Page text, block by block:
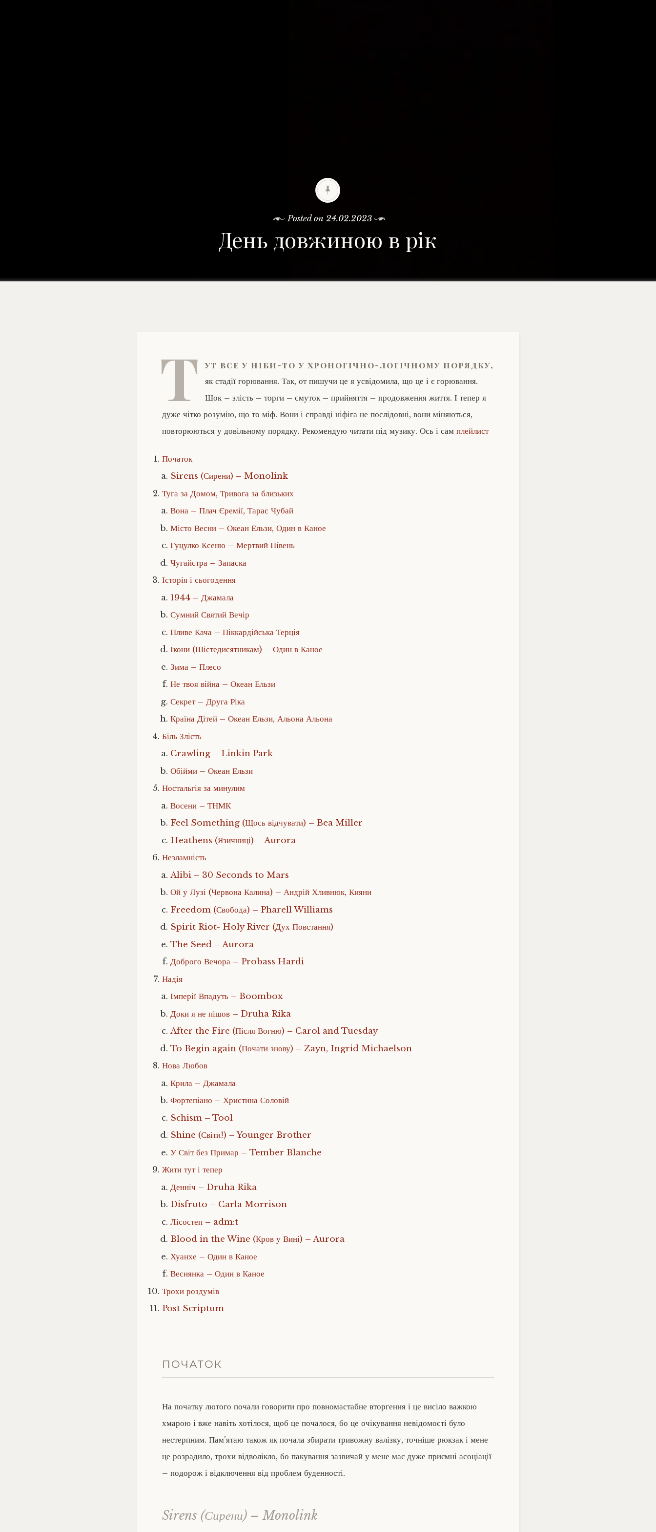
Posted on 24.02.2023
День довжиною в рік
Т ут все у ніби-то у хроногічно-логічному порядку,
як стадії горювання. Так, от пишучи це я усвідомила, що це і є горювання.
Шок – злість – торги – смуток – прийняття – продовження життя. І тепер я
дуже чітко розумію, що то міф. Вони і справді ніфіга не послідовні, вони міняються,
повторюються у довільному порядку. Рекомендую читати під музику. Ось і сам плейлист
Початок
Sirens (Сирени) – Monolink
Туга за Домом, Тривога за близьких
Вона – Плач Єремії, Тарас Чубай
Місто Весни – Океан Ельзи, Один в Каное
Гуцулко Ксеню – Мертвий Півень
Чугайстра – Запаска
Історія і сьогодення
1944 – Джамала
Сумний Святий Вечір
Пливе Кача – Піккардійська Терція
Ікони (Шістедисятникам) – Один в Каное
Зима – Плесо
Не твоя війна – Океан Ельзи
Секрет – Друга Ріка
Країна Дітей – Океан Ельзи, Альона Альона
Біль Злість
Crawling – Linkin Park
Обійми – Океан Ельзи
Ностальгія за минулим
Восени – ТНМК
Feel Something (Щось відчувати) – Bea Miller
Heathens (Язичниці) – Aurora
Незламність
Alibi – 30 Seconds to Mars
Ой у Лузі (Червона Калина) – Андрій Хливнюк, Кияни
Freedom (Свобода) – Pharell Williams
Spirit Riot- Holy River (Дух Повстання)
The Seed – Aurora
Доброго Вечора – Probass Hardi
Надія
Імперії Впадуть – Boombox
Доки я не пішов – Druha Rika
After the Fire (Після Вогню) – Carol and Tuesday
To Begin again (Почати знову) – Zayn, Ingrid Michaelson
Нова Любов
Крила – Джамала
Фортепіано – Христина Соловій
Schism – Tool
Shine (Світи!) – Younger Brother
У Світ без Примар – Tember Blanche
Жити тут і тепер
Денніч – Druha Rika
Disfruto – Carla Morrison
Лісостеп – adm:t
Blood in the Wine (Кров у Вині) – Aurora
Хуанхе – Один в Каное
Веснянка – Один в Каное
Трохи роздумів
Post Scriptum
ПОЧАТОК
На початку лютого почали говорити про повномастабне вторгення і це висіло важкою
хмарою і вже навіть хотілося, щоб це почалося, бо це очікування невідомості було
нестерпним. Пам’ятаю також як почала збирати тривожну валізку, точніше рюкзак і мене
це розрадило, трохи відволікло, бо пакування зазвичай у мене має дуже приємні асоціації
– подорож і відключення від проблем буденності.
Sirens (Сирени) – Monolink